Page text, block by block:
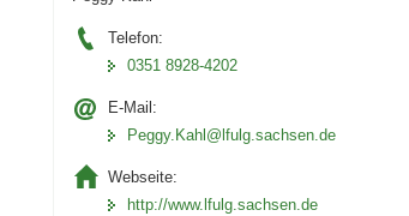
Telefon:
0351 8928-4202
E-Mail:
Peggy.Kahl@lfulg.sachsen.de
Webseite:
http://www.lfulg.sachsen.de